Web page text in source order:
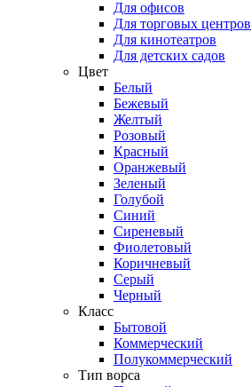
Для офисов
Для торговых центров
Для кинотеатров
Для детских садов
Цвет
Белый
Бежевый
Желтый
Розовый
Красный
Оранжевый
Зеленый
Голубой
Синий
Сиреневый
Фиолетовый
Коричневый
Серый
Черный
Класс
Бытовой
Коммерческий
Полукоммерческий
Тип ворса